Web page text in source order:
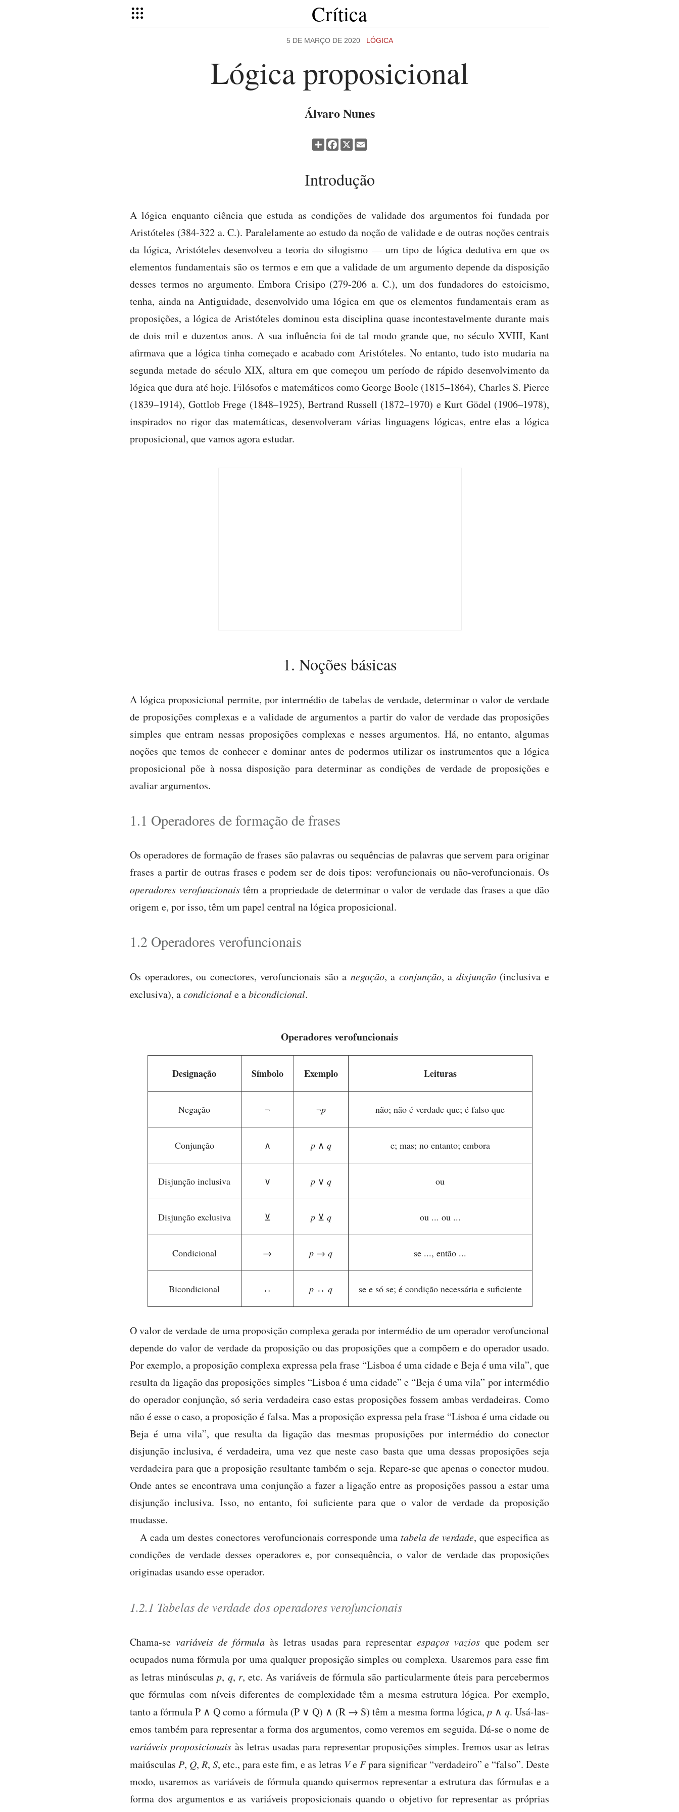
Crítica
5 DE MARÇO DE 2020 LÓGICA
Lógica proposicional
Álvaro Nunes
Partilhar
Facebook
X
Introdução
A lógica enquanto ciência que estuda as condições de validade dos argumentos foi fundada por
Aristóteles (384-322 a. C.). Paralelamente ao estudo da noção de validade e de outras noções centrais
da lógica, Aristóteles desenvolveu a teoria do silogismo — um tipo de lógica dedutiva em que os
elementos fundamentais são os termos e em que a validade de um argumento depende da disposição
desses termos no argumento. Embora Crisipo (279-206 a. C.), um dos fundadores do estoicismo,
tenha, ainda na Antiguidade, desenvolvido uma lógica em que os elementos fundamentais eram as
proposições, a lógica de Aristóteles dominou esta disciplina quase incontestavelmente durante mais
de dois mil e duzentos anos. A sua influência foi de tal modo grande que, no século XVIII, Kant
afirmava que a lógica tinha começado e acabado com Aristóteles. No entanto, tudo isto mudaria na
segunda metade do século XIX, altura em que começou um período de rápido desenvolvimento da
lógica que dura até hoje. Filósofos e matemáticos como George Boole (1815–1864), Charles S. Pierce
(1839–1914), Gottlob Frege (1848–1925), Bertrand Russell (1872–1970) e Kurt Gödel (1906–1978),
inspirados no rigor das matemáticas, desenvolveram várias linguagens lógicas, entre elas a lógica
proposicional, que vamos agora estudar.
1. Noções básicas
A lógica proposicional permite, por intermédio de tabelas de verdade, determinar o valor de verdade
de proposições complexas e a validade de argumentos a partir do valor de verdade das proposições
simples que entram nessas proposições complexas e nesses argumentos. Há, no entanto, algumas
noções que temos de conhecer e dominar antes de podermos utilizar os instrumentos que a lógica
proposicional põe à nossa disposição para determinar as condições de verdade de proposições e
avaliar argumentos.
1.1 Operadores de formação de frases
Os operadores de formação de frases são palavras ou sequências de palavras que servem para originar
frases a partir de outras frases e podem ser de dois tipos: verofuncionais ou não-verofuncionais. Os
operadores verofuncionaistêm a propriedade de determinar o valor de verdade das frases a que dão
origem e, por isso, têm um papel central na lógica proposicional.
1.2 Operadores verofuncionais
Os operadores, ou conectores, verofuncionais são a negação, a conjunção, a disjunção(inclusiva e
exclusiva), acondicionale abicondicional.
Operadores verofuncionais
Designação Símbolo Exemplo Leituras
Negação ¬ ¬p não; não é verdade que; é falso que
Conjunção ∧ p∧ q e; mas; no entanto; embora
Disjunção inclusiva ∨ p∨ q ou
Disjunção exclusiva ⊻ p⊻ q ou ... ou ...
Condicional → p → q se ..., então ...
Bicondicional ↔ p ↔ q se e só se; é condição necessária e suficiente
O valor de verdade de uma proposição complexa gerada por intermédio de um operador verofuncional
depende do valor de verdade da proposição ou das proposições que a compõem e do operador usado.
Por exemplo, a proposição complexa expressa pela frase “Lisboa é uma cidade e Beja é uma vila”, que
resulta da ligação das proposições simples “Lisboa é uma cidade” e “Beja é uma vila” por intermédio
do operador conjunção, só seria verdadeira caso estas proposições fossem ambas verdadeiras. Como
não é esse o caso, a proposição é falsa. Mas a proposição expressa pela frase “Lisboa é uma cidade ou
Beja é uma vila”, que resulta da ligação das mesmas proposições por intermédio do conector
disjunção inclusiva, é verdadeira, uma vez que neste caso basta que uma dessas proposições seja
verdadeira para que a proposição resultante também o seja. Repare-se que apenas o conector mudou.
Onde antes se encontrava uma conjunção a fazer a ligação entre as proposições passou a estar uma
disjunção inclusiva. Isso, no entanto, foi suficiente para que o valor de verdade da proposição
mudasse.
A cada um destes conectores verofuncionais corresponde uma tabela de verdade, que especifica as
condições de verdade desses operadores e, por consequência, o valor de verdade das proposições
originadas usando esse operador.
1.2.1 Tabelas de verdade dos operadores verofuncionais
Chama-se variáveis de fórmula às letras usadas para representar espaços vaziosque podem ser
ocupados numa fórmula por uma qualquer proposição simples ou complexa. Usaremos para esse fim
as letras minúsculasp, q, r, etc. As variáveis de fórmula são particularmente úteis para percebermos
que fórmulas com níveis diferentes de complexidade têm a mesma estrutura lógica. Por exemplo,
tanto a fórmula P ∧ Q como a fórmula (P ∨ Q) ∧ (R → S) têm a mesma forma lógica, p∧ q. Usá-las-
emos também para representar a forma dos argumentos, como veremos em seguida. Dá-se o nome de
variáveis proposicionais às letras usadas para representar proposições simples. Iremos usar as letras
maiúsculasP, Q,R,S, etc., para este fim, e as letras Ve Fpara significar “verdadeiro” e “falso”. Deste
modo, usaremos as variáveis de fórmula quando quisermos representar a estrutura das fórmulas e a
forma dos argumentos e as variáveis proposicionais quando o objetivo for representar as próprias